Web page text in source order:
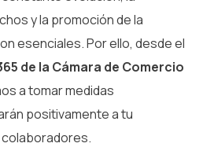
y la promoción de la
esenciales. Por ello, desde el
de la Cámara de Comercio
a tomar medidas
positivamente a tu